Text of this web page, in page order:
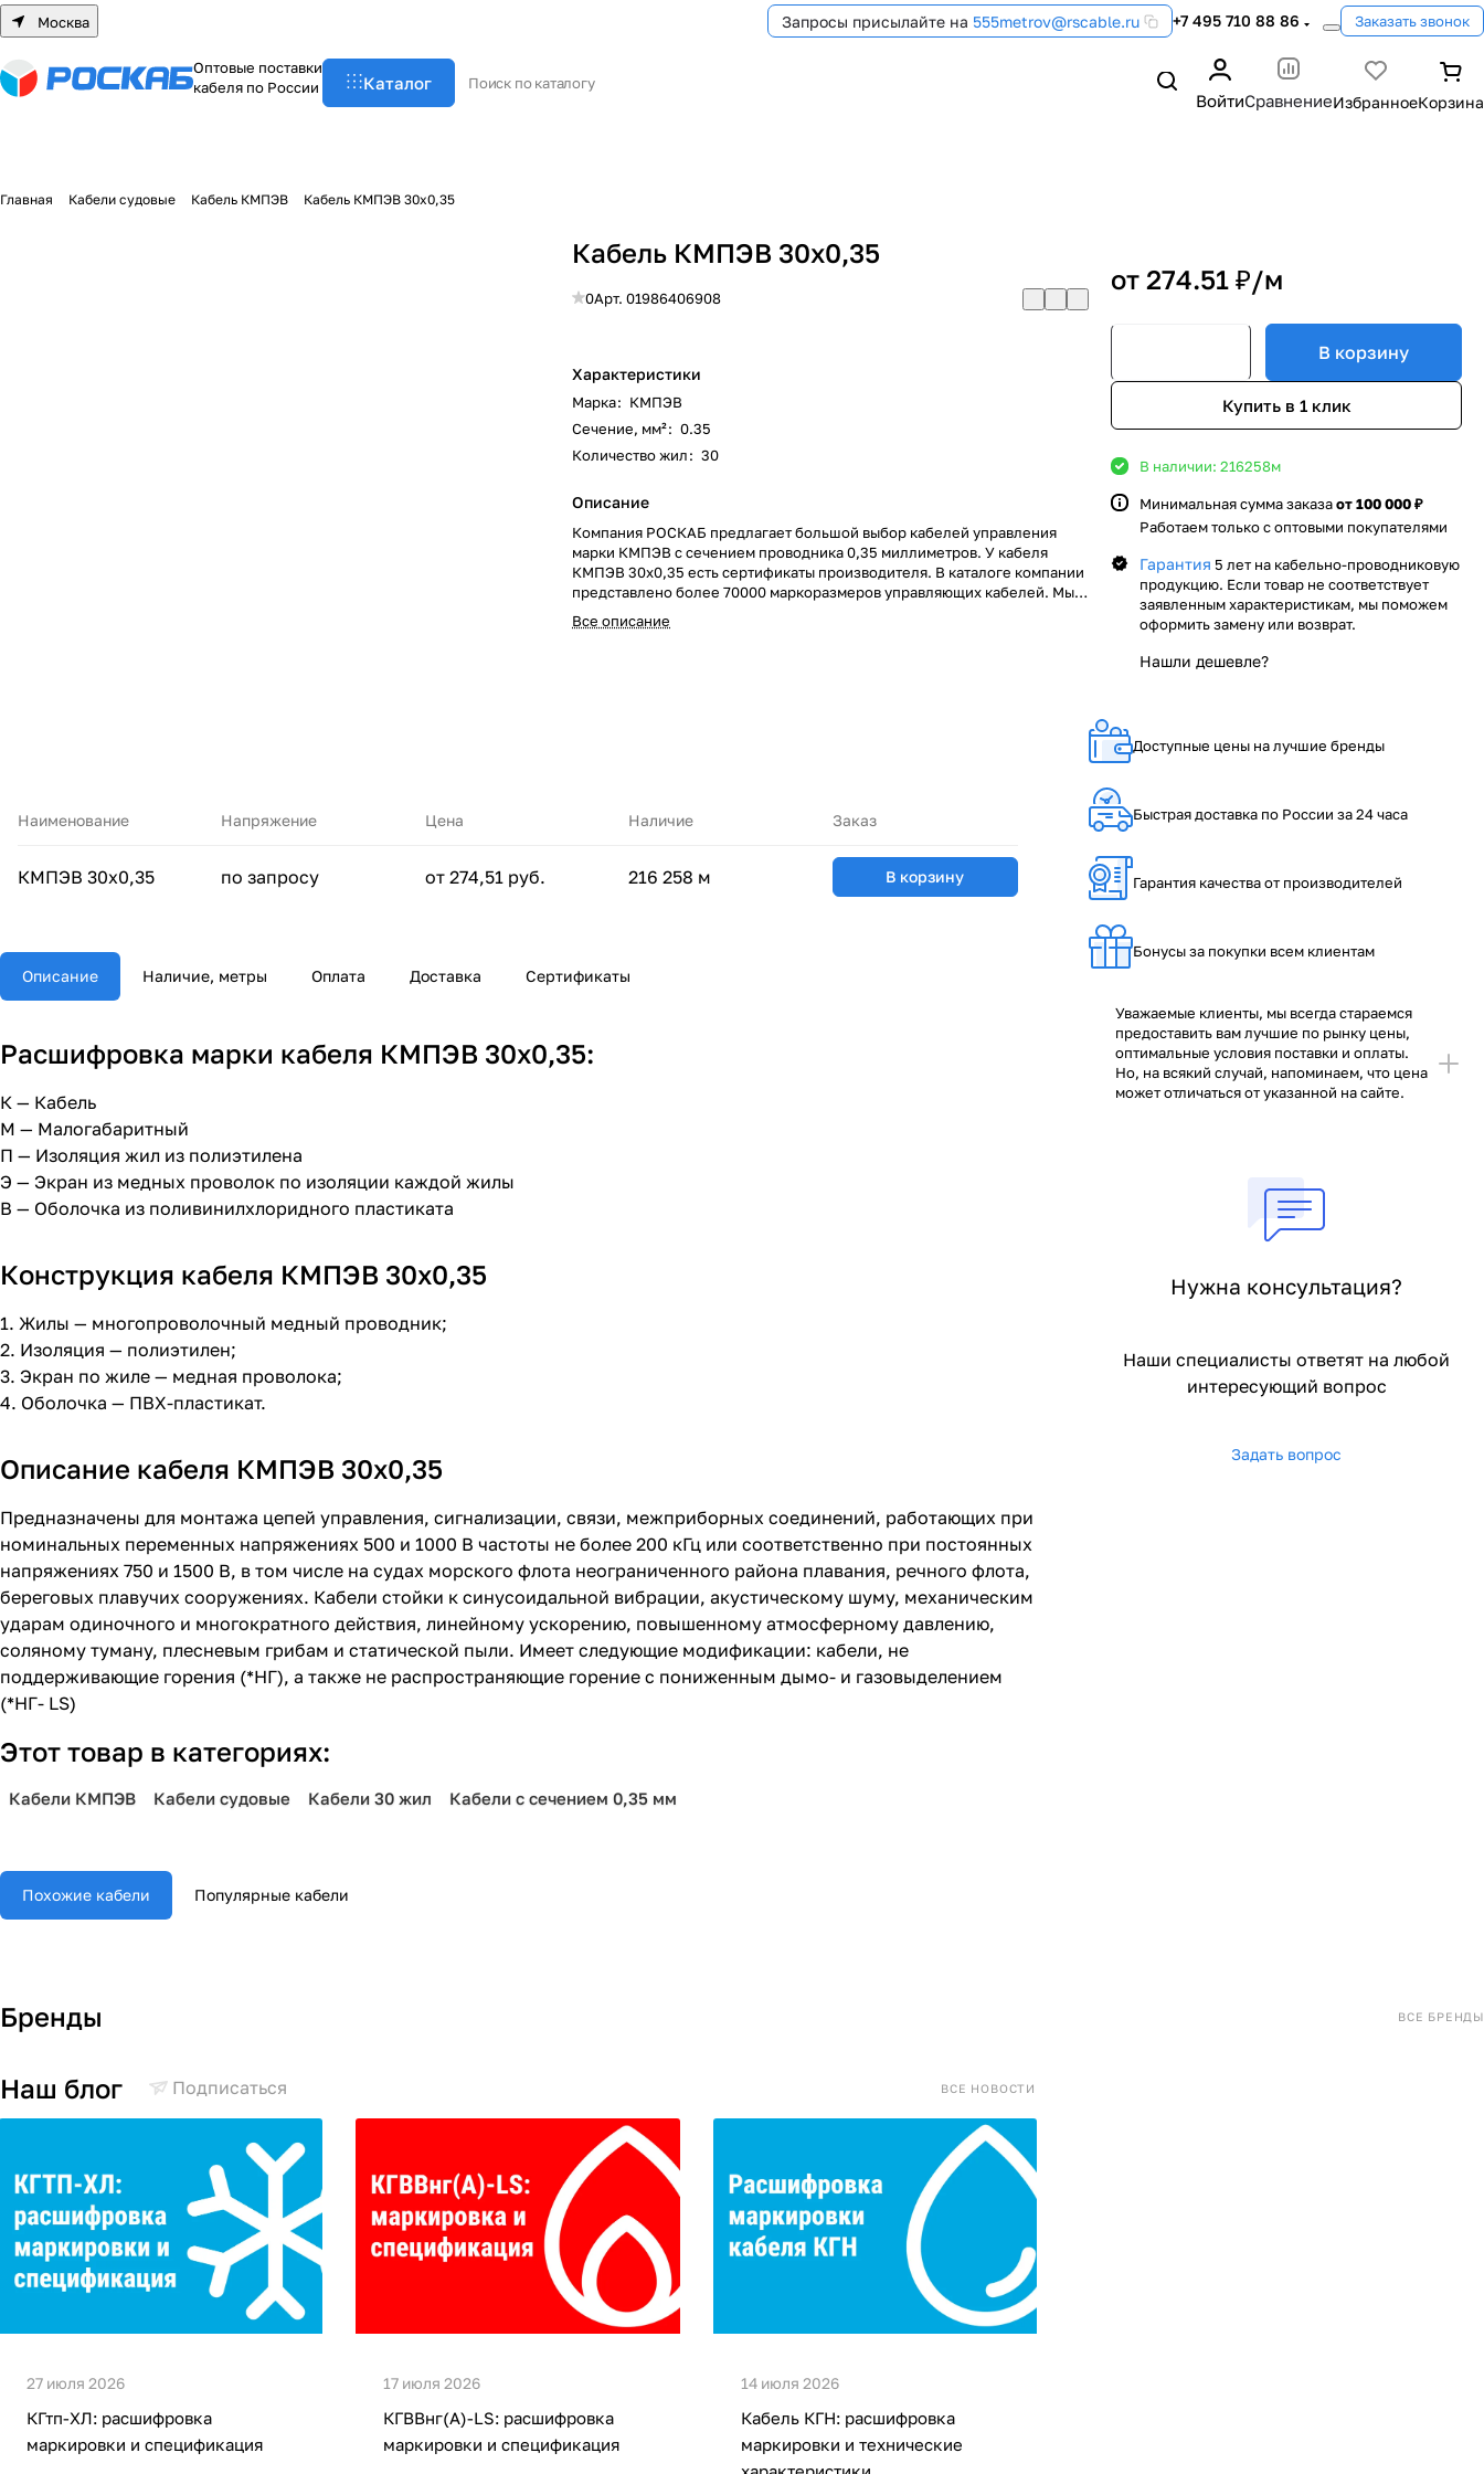
Москва Запросы присылайте на 555metrov@rscable.ru +7 495 710 88 86 Заказать звонок
Оптовые поставки
кабеля по России
Каталог
ВойтиСравнение
Главная Кабели судовые Кабель КМПЭВ Кабель КМПЭВ 30х0,35
Кабель КМПЭВ 30х0,35
0Арт. 01986406908
Характеристики
Марка: КМПЭВ
Сечение, мм²: 0.35
Количество жил: 30
Описание
Компания РОСКАБ предлагает большой выбор кабелей управления
марки КМПЭВ с сечением проводника 0,35 миллиметров. У кабеля
КМПЭВ 30х0,35 есть сертификаты производителя. В каталоге компании
представлено более 70000 маркоразмеров управляющих кабелей. Мы
работаем в тесном сотрудничестве с такими предприятиями, как ОАО
«СЕВКАБЕЛЬ», ОАО «КАМКАБЕЛЬ», ОАО «ЭКЗ». Склады дилера
Все описание
от 274.51 ₽/м
В корзину
Купить в 1 клик
В наличии: 216258м
Минимальная сумма заказаот 100 000 ₽
Работаем только с оптовыми покупателями
Гарантия 5 лет на кабельно-проводниковую
продукцию. Если товар не соответствует
заявленным характеристикам, мы поможем
оформить замену или возврат.
Нашли дешевле?
Доступные цены на лучшие бренды
Быстрая доставка по России за 24 часа
Гарантия качества от производителей
Бонусы за покупки всем клиентам
Уважаемые клиенты, мы всегда стараемся
предоставить вам лучшие по рынку цены,
оптимальные условия поставки и оплаты.
Но, на всякий случай, напоминаем, что цена
может отличаться от указанной на сайте.
Нужна консультация?
Наши специалисты ответят на любой
интересующий вопрос
Задать вопрос
Наименование Напряжение Цена Наличие Заказ
КМПЭВ 30х0,35 по запросу от 274,51 руб. 216 258 м В корзину
Описание Наличие, метры Оплата Доставка Сертификаты
Расшифровка марки кабеля КМПЭВ 30х0,35:
К — Кабель
М — Малогабаритный
П — Изоляция жил из полиэтилена
Э — Экран из медных проволок по изоляции каждой жилы
В — Оболочка из поливинилхлоридного пластиката
Конструкция кабеля КМПЭВ 30х0,35
1. Жилы — многопроволочный медный проводник;
2. Изоляция — полиэтилен;
3. Экран по жиле — медная проволока;
4. Оболочка — ПВХ-пластикат.
Описание кабеля КМПЭВ 30х0,35
Предназначены для монтажа цепей управления, сигнализации, связи, межприборных соединений, работающих при
номинальных переменных напряжениях 500 и 1000 В частоты не более 200 кГц или соответственно при постоянных
напряжениях 750 и 1500 В, в том числе на судах морского флота неограниченного района плавания, речного флота,
береговых плавучих сооружениях. Кабели стойки к синусоидальной вибрации, акустическому шуму, механическим
ударам одиночного и многократного действия, линейному ускорению, повышенному атмосферному давлению,
соляному туману, плесневым грибам и статической пыли. Имеет следующие модификации: кабели, не
поддерживающие горения (*НГ), а также не распространяющие горение с пониженным дымо- и газовыделением
(*НГ- LS)
Этот товар в категориях:
Кабели КМПЭВ Кабели судовые Кабели 30 жил Кабели с сечением 0,35 мм
Похожие кабели Популярные кабели
Бренды ВСЕ БРЕНДЫ
Наш блог Подписаться ВСЕ НОВОСТИ
27 июля 2026
КГтп-ХЛ: расшифровка
маркировки и спецификация
17 июля 2026
КГВВнг(А)-LS: расшифровка
маркировки и спецификация
14 июля 2026
Кабель КГН: расшифровка
маркировки и технические